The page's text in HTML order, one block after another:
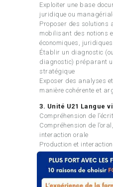
Exploiter une base
juridique ou
Proposer des solutions
mobilisant des notions
économiques,
Établir un diagnostic
diagnostic) préparant
stratégique
Exposer des analyses
manière cohérente et
3. Unité U21 Langue
Compréhension de
Compréhension de
interaction orale
Production et